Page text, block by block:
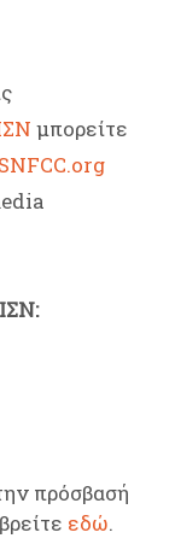
μπορείτε
πρόσβασή
εδώ.